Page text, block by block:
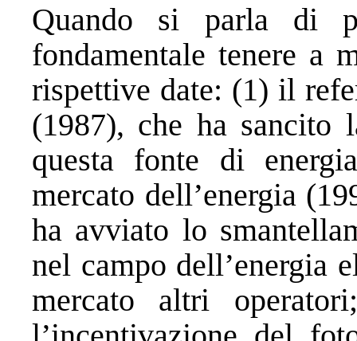
Quando si parla di
fondamentale tenere a
rispettive date: (1) il
(1987), che ha sancito
questa fonte di
mercato dell’energia
ha avviato lo
nel campo dell’energia
mercato altri